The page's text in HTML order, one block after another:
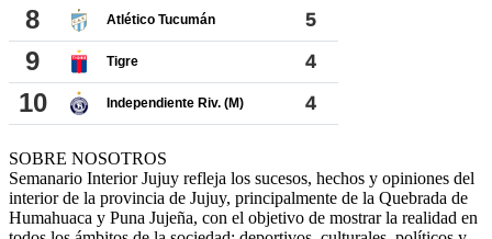
SOBRE NOSOTROS
Semanario Interior Jujuy refleja los sucesos, hechos y opiniones del
interior de la provincia de Jujuy, principalmente de la Quebrada de
Humahuaca y Puna Jujeña, con el objetivo de mostrar la realidad en